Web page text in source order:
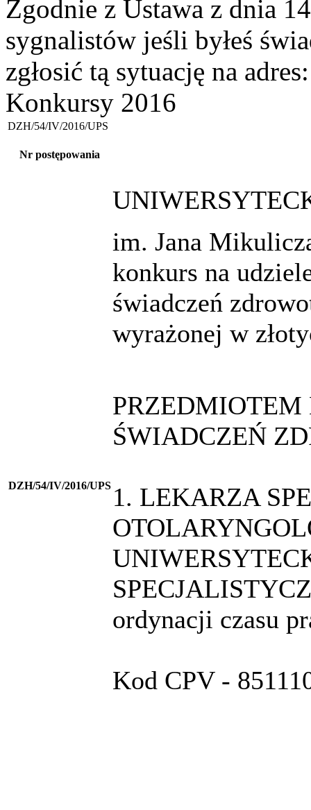
Zgodnie z Ustawa z dnia
sygnalistów jeśli byłeś
zgłosić tą sytuację na
Konkursy 2016
DZH/54/IV/2016/UPS
Nr postępowania
DZH/54/IV/2016/UPS
im. Jana
konkurs na
świadczeń
wyrażonej w
ŚWIADCZEŃ
1. LEKARZA
ordynacji czasu
Kod CPV -